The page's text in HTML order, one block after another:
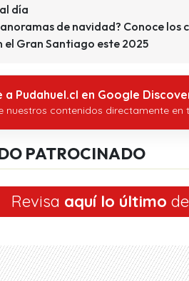
día
de navidad? Conoce los
el Gran Santiago este 2025
a Pudahuel.cl en Google
nuestros contenidos directamente en
PATROCINADO
Revisa aquí lo último